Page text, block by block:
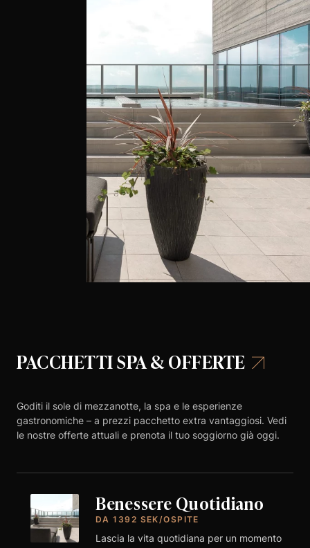
PACCHETTI SPA & OFFERTE
Goditi il sole di mezzanotte, la spa e le esperienze
gastronomiche – a prezzi pacchetto extra vantaggiosi. Vedi
le nostre offerte attuali e prenota il tuo soggiorno già oggi.
Benessere Quotidiano
DA 1392 SEK/OSPITE
Lascia la vita quotidiana per un momento